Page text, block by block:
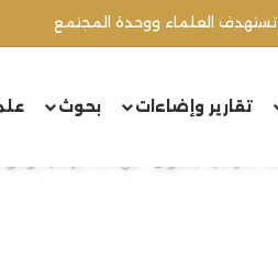
تستهدف العلماء ووحدة المجتمع
تقارير وإضاءات بحوث